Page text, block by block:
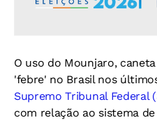
O uso do Mounjaro,
'febre' no Brasil nos
Supremo Tribunal Federal
com relação ao sistema